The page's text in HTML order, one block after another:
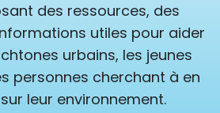
des ressources, des
utiles pour aider
urbains, les jeunes
personnes cherchant à en
leur environnement.